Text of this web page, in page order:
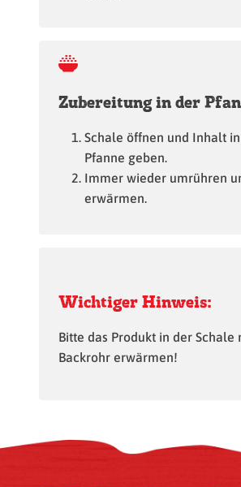
Zubereitung in der
Schale öffnen und Inhalt
Pfanne geben.
Immer wieder umrühren
erwärmen.
Wichtiger Hinweis:
Bitte das Produkt in der Schale
Backrohr erwärmen!